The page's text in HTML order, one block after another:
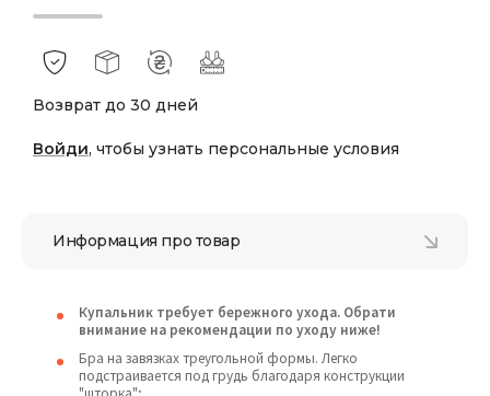
Возврат до 30 дней
Войди, чтобы узнать персональные условия
Информация про товар
Купальник требует бережного ухода. Обрати
внимание на рекомендации по уходу ниже!
Бра на завязках треугольной формы. Легко
подстраивается под грудь благодаря конструкции